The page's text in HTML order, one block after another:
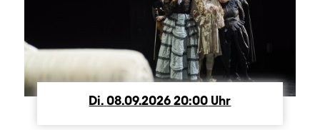
Di. Dienstag
08.09.202620:00 Uhr